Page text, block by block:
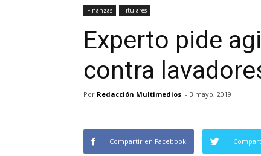
Finanzas Titulares
Experto pide
contra
Por Redacción Multimedios - 3 mayo, 2019
Compartir en Facebook